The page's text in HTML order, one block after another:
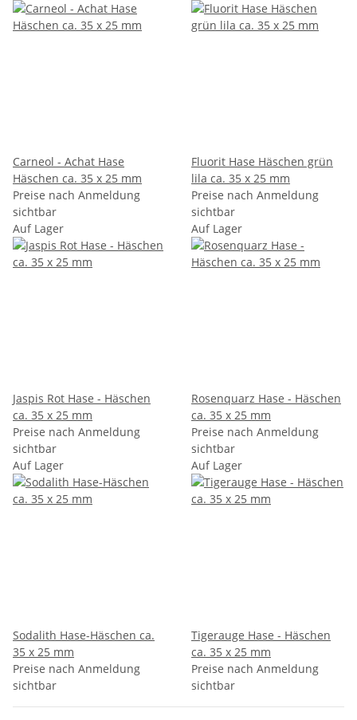
Carneol - Achat Hase
Häschen ca. 35 x 25 mm
Preise nach Anmeldung
sichtbar
Fluorit Hase Häschen grün
lila ca. 35 x 25 mm
Preise nach Anmeldung
sichtbar
Auf Lager
Jaspis Rot Hase - Häschen
ca. 35 x 25 mm
Preise nach Anmeldung
sichtbar
Auf Lager
Rosenquarz Hase - Häschen
ca. 35 x 25 mm
Preise nach Anmeldung
sichtbar
Auf Lager
Sodalith Hase-Häschen ca.
35 x 25 mm
Preise nach Anmeldung
sichtbar
Auf Lager
Tigerauge Hase - Häschen
ca. 35 x 25 mm
Preise nach Anmeldung
sichtbar